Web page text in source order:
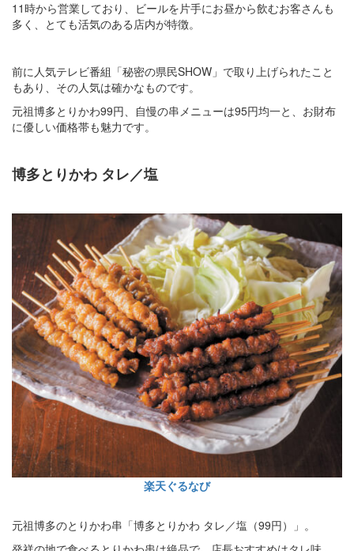
11時から営業しており、ビールを片手にお昼から飲むお客さんも
多く、とても活気のある店内が特徴。
前に人気テレビ番組「秘密の県民SHOW」で取り上げられたこと
もあり、その人気は確かなものです。
元祖博多とりかわ99円、自慢の串メニューは95円均一と、お財布
に優しい価格帯も魅力です。
博多とりかわ タレ／塩
楽天ぐるなび
元祖博多のとりかわ串「博多とりかわ タレ／塩（99円）」。